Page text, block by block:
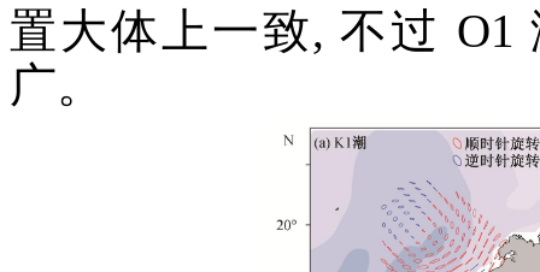
置大体上一致, 不过
广。